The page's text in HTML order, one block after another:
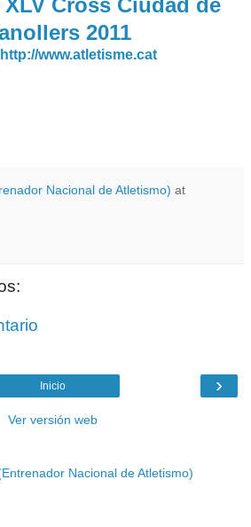
Cross Ciudad de
2011
www.atletisme.cat
Nacional de Atletismo) at
›
Inicio
Ver versión web
Nacional de Atletismo)